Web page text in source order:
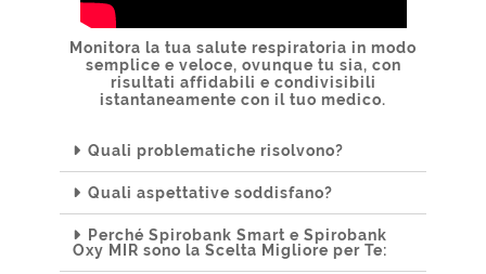
Monitora la tua salute respiratoria in modo
semplice e veloce, ovunque tu sia, con
risultati affidabili e condivisibili
istantaneamente con il tuo medico.
Quali problematiche risolvono?
Quali aspettative soddisfano?
Perché Spirobank Smart e Spirobank
Oxy MIR sono la Scelta Migliore per Te: